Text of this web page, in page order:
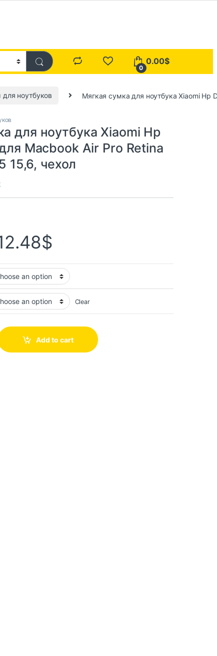
0
0.00$
ноутбуков Мягкая сумка для ноутбука Xiaomi Hp
для ноутбука Xiaomi Hp
Macbook Air Pro Retina
15,6, чехол
$
Clear
Add to cart